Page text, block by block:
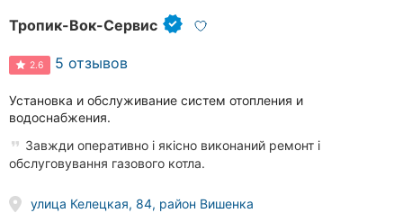
Тропик-Вок-Сервис
2.6 5 отзывов
Установка и обслуживание систем отопления и
водоснабжения.
Завжди оперативно і якісно виконаний ремонт і
обслуговування газового котла.
улица Келецкая, 84, район Вишенка